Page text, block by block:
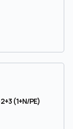
(1+N/PE)